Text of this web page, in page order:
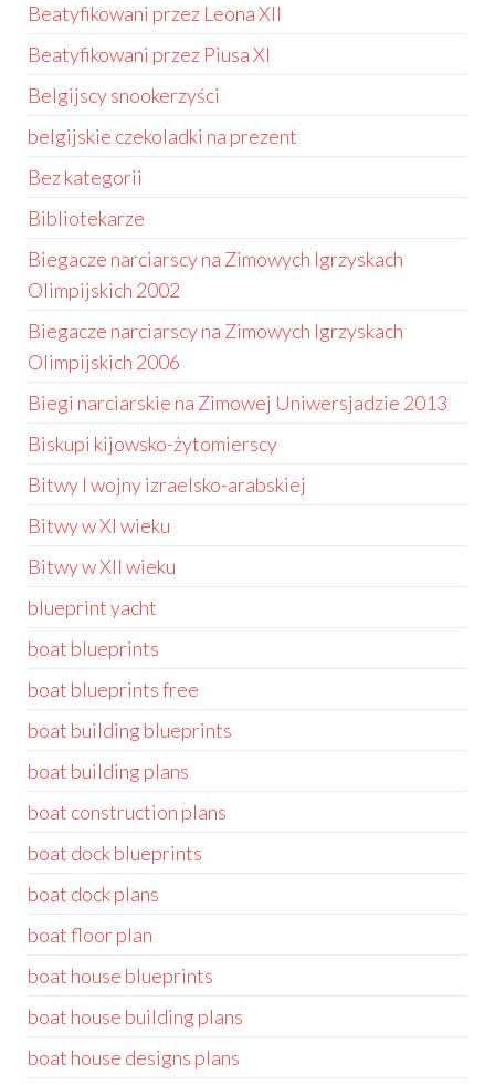
Beatyfikowani przez Leona XII
Beatyfikowani przez Piusa XI
Belgijscy snookerzyści
belgijskie czekoladki na prezent
Bez kategorii
Bibliotekarze
Biegacze narciarscy na Zimowych Igrzyskach
Olimpijskich 2002
Biegacze narciarscy na Zimowych Igrzyskach
Olimpijskich 2006
Biegi narciarskie na Zimowej Uniwersjadzie 2013
Biskupi kijowsko-żytomierscy
Bitwy I wojny izraelsko-arabskiej
Bitwy w XI wieku
Bitwy w XII wieku
blueprint yacht
boat blueprints
boat blueprints free
boat building blueprints
boat building plans
boat construction plans
boat dock blueprints
boat dock plans
boat floor plan
boat house blueprints
boat house building plans
boat house designs plans